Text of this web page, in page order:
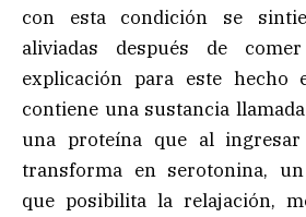
con esta condición se
aliviadas después de
explicación para este hecho
contiene una sustancia llamada
una proteína que al
transforma en serotonina,
que posibilita la relajación,